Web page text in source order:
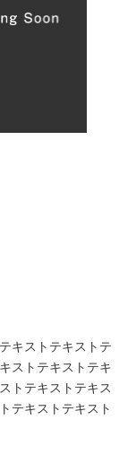
キストテキストテ
ストテキストテキ
トテキストテキス
テキストテキスト